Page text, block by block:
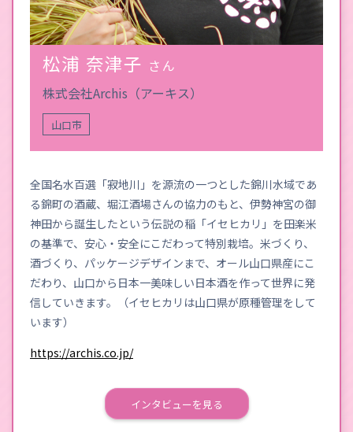
松浦 奈津子 さん
株式会社Archis（アーキス）
山口市
全国名水百選「寂地川」を源流の一つとした錦川水域であ
る錦町の酒蔵、堀江酒場さんの協力のもと、伊勢神宮の御
神田から誕生したという伝説の稲「イセヒカリ」を田楽米
の基準で、安心・安全にこだわって特別栽培。米づくり、
酒づくり、パッケージデザインまで、オール山口県産にこ
だわり、山口から日本一美味しい日本酒を作って世界に発
信していきます。（イセヒカリは山口県が原種管理をして
います）
https://archis.co.jp/
インタビューを見る